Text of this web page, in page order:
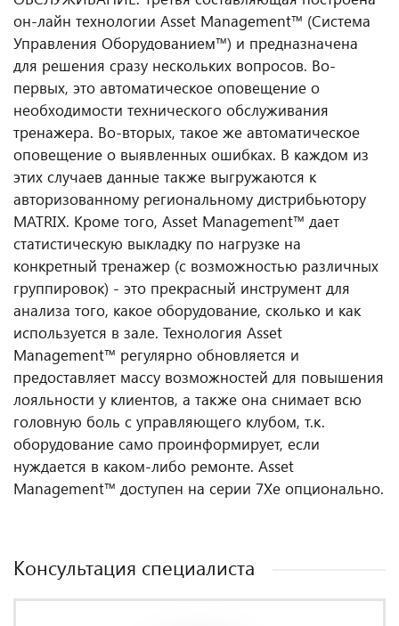
он-лайн технологии Asset Management™ (Система
Управления Оборудованием™) и предназначена
для решения сразу нескольких вопросов. Во-
первых, это автоматическое оповещение о
необходимости технического обслуживания
тренажера. Во-вторых, такое же автоматическое
оповещение о выявленных ошибках. В каждом из
этих случаев данные также выгружаются к
авторизованному региональному дистрибьютору
MATRIX. Кроме того, Asset Management™ дает
статистическую выкладку по нагрузке на
конкретный тренажер (с возможностью различных
группировок) - это прекрасный инструмент для
анализа того, какое оборудование, сколько и как
используется в зале. Технология Asset
Management™ регулярно обновляется и
предоставляет массу возможностей для повышения
лояльности у клиентов, а также она снимает всю
головную боль с управляющего клубом, т.к.
оборудование само проинформирует, если
нуждается в каком-либо ремонте. Asset
Management™ доступен на серии 7Xe опционально.
Консультация специалиста